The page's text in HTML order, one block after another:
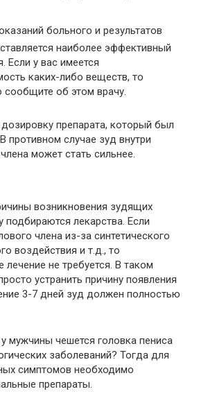
больного и результатов
наиболее эффективный
Если у вас имеется
каких-либо веществ, то
сообщите об этом врачу.
препарата, который был
противном случае зуд внутри
может стать сильнее.
возникновения зудящих
лекарства. Если
члена из-за синтетического
воздействия и т.д., то
лечение не требуется. В таком
устранить причину появления
3-7 дней зуд должен полностью
мужчины чешется головка пениса
заболеваний? Тогда для
симптомов необходимо
препараты.